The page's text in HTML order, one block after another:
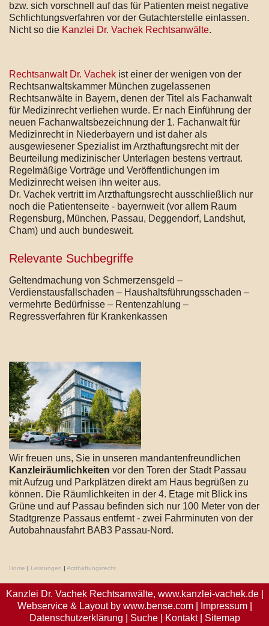
bzw. sich vorschnell auf das für Patienten meist negative
Schlichtungsverfahren vor der Gutachterstelle einlassen.
Nicht so die Kanzlei Dr. Vachek Rechtsanwälte.
Rechtsanwalt Dr. Vachek ist einer der wenigen von der
Rechtsanwaltskammer München zugelassenen
Rechtsanwälte in Bayern, denen der Titel als Fachanwalt
für Medizinrecht verliehen wurde. Er nach Einführung der
neuen Fachanwaltsbezeichnung der 1. Fachanwalt für
Medizinrecht in Niederbayern und ist daher als
ausgewiesener Spezialist im Arzthaftungsrecht mit der
Beurteilung medizinischer Unterlagen bestens vertraut.
Regelmäßige Vorträge und Veröffentlichungen im
Medizinrecht weisen ihn weiter aus.
Dr. Vachek vertritt im Arzthaftungsrecht ausschließlich nur
noch die Patientenseite - bayernweit (vor allem Raum
Regensburg, München, Passau, Deggendorf, Landshut,
Cham) und auch bundesweit.
Relevante Suchbegriffe
Geltendmachung von Schmerzensgeld –
Verdienstausfallschaden – Haushaltsführungsschaden –
vermehrte Bedürfnisse – Rentenzahlung –
Regressverfahren für Krankenkassen
Wir freuen uns, Sie in unseren mandantenfreundlichen
Kanzleiräumlichkeiten vor den Toren der Stadt Passau
mit Aufzug und Parkplätzen direkt am Haus begrüßen zu
können. Die Räumlichkeiten in der 4. Etage mit Blick ins
Grüne und auf Passau befinden sich nur 100 Meter von der
Stadtgrenze Passaus entfernt - zwei Fahrminuten von der
Autobahnausfahrt BAB3 Passau-Nord.
Home | Leistungen | Arzthaftungsrecht
Kanzlei Dr. Vachek Rechtsanwälte, www.kanzlei-vachek.de|
Webservice & Layout by www.bense.com| Impressum|
Datenschutzerklärung
Suche| Kontakt| Sitemap